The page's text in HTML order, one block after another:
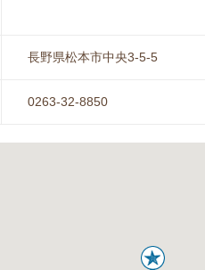
長野県松本市中央3-5-5
0263-32-8850